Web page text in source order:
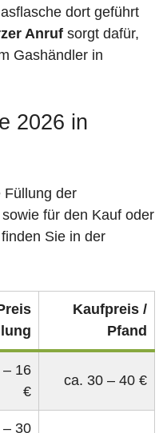
dort geführt
Anruf sorgt dafür,
Gashändler in
2026 in
Füllung der
für den Kauf oder
Sie in der
Kaufpreis /
Pfand
– 16
€
ca. 30 – 40 €
– 30